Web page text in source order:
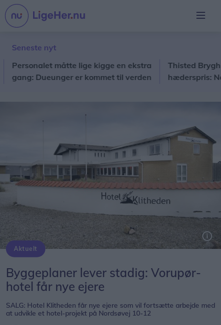
Seneste nyt
måtte lige kigge en ekstra
Dueunger er kommet til verden
Thisted Bryghus
hæderspris:
Aktuelt
Byggeplaner lever stadig: Vorupør-
hotel får nye ejere
SALG: Hotel Klitheden får nye ejere som vil fortsætte arbejde med
at udvikle et hotel-projekt på Nordsøvej 10-12